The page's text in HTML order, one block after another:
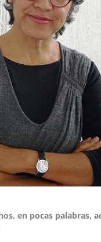
en pocas palabras,